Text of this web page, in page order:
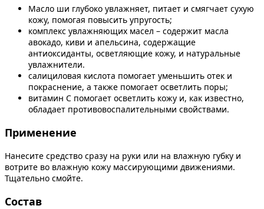
Масло ши глубоко увлажняет, питает и смягчает сухую
кожу, помогая повысить упругость;
комплекс увлажняющих масел – содержит масла
авокадо, киви и апельсина, содержащие
антиоксиданты, осветляющие кожу, и натуральные
увлажнители.
салициловая кислота помогает уменьшить отек и
покраснение, а также помогает осветлить поры;
витамин С помогает осветлить кожу и, как известно,
обладает противовоспалительными свойствами.
Применение
Нанесите средство сразу на руки или на влажную губку и
вотрите во влажную кожу массирующими движениями.
Тщательно смойте.
Состав